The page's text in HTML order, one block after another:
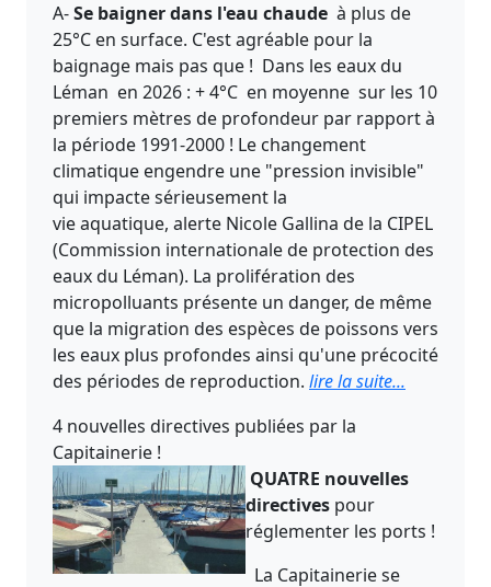
A-Se baigner dans l'eau chaude à plus de
25°C en surface. C'est agréable pour la
baignage mais pas que ! Dans les eaux du
Léman en 2026 : + 4°C en moyenne sur les 10
premiers mètres de profondeur par rapport à
la période 1991-2000 ! Le changement
climatique engendre une "pression invisible"
qui impacte sérieusement la
vie aquatique, alerte Nicole Gallina de la CIPEL
(Commission internationale de protection des
eaux du Léman). La prolifération des
micropolluants présente un danger, de même
que la migration des espèces de poissons vers
les eaux plus profondes ainsi qu'une précocité
des périodes de reproduction. lire la suite...
4 nouvelles directives publiées par la
Capitainerie !
QUATRE nouvelles
directives pour
réglementer les ports !
La Capitainerie se